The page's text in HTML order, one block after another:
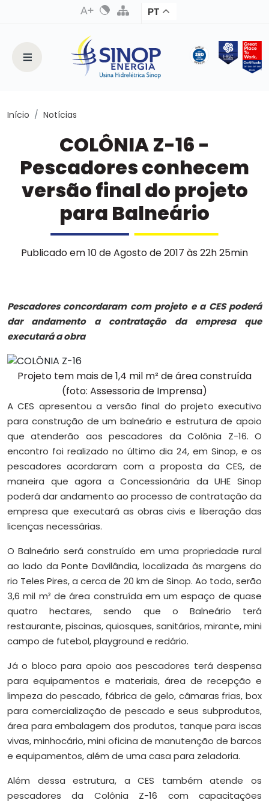
PT
Início Notícias
COLÔNIA Z-16 -
Pescadores conhecem
versão final do projeto
para Balneário
Publicado em 10 de Agosto de 2017 às 22h 25min
Pescadores concordaram com projeto e a CES poderá
dar andamento a contratação da empresa que
executará a obra
Projeto tem mais de 1,4 mil m² de área construída
(foto: Assessoria de Imprensa)
A CES apresentou a versão final do projeto executivo
para construção de um balneário e estrutura de apoio
que atenderão aos pescadores da Colônia Z-16. O
encontro foi realizado no último dia 24, em Sinop, e os
pescadores acordaram com a proposta da CES, de
maneira que agora a Concessionária da UHE Sinop
poderá dar andamento ao processo de contratação da
empresa que executará as obras civis e liberação das
licenças necessárias.
O Balneário será construído em uma propriedade rural
ao lado da Ponte Davilândia, localizada às margens do
rio Teles Pires, a cerca de 20 km de Sinop. Ao todo, serão
3,6 mil m² de área construída em um espaço de quase
quatro hectares, sendo que o Balneário terá
restaurante, piscinas, quiosques, sanitários, mirante, mini
campo de futebol, playground e redário.
Já o bloco para apoio aos pescadores terá despensa
para equipamentos e materiais, área de recepção e
limpeza do pescado, fábrica de gelo, câmaras frias, box
para comercialização de pescado e seus subprodutos,
área para embalagem dos produtos, tanque para iscas
vivas, minhocário, mini oficina de manutenção de barcos
e equipamentos, além de uma casa para zeladoria.
Além dessa estrutura, a CES também atende os
pescadores da Colônia Z-16 com capacitações